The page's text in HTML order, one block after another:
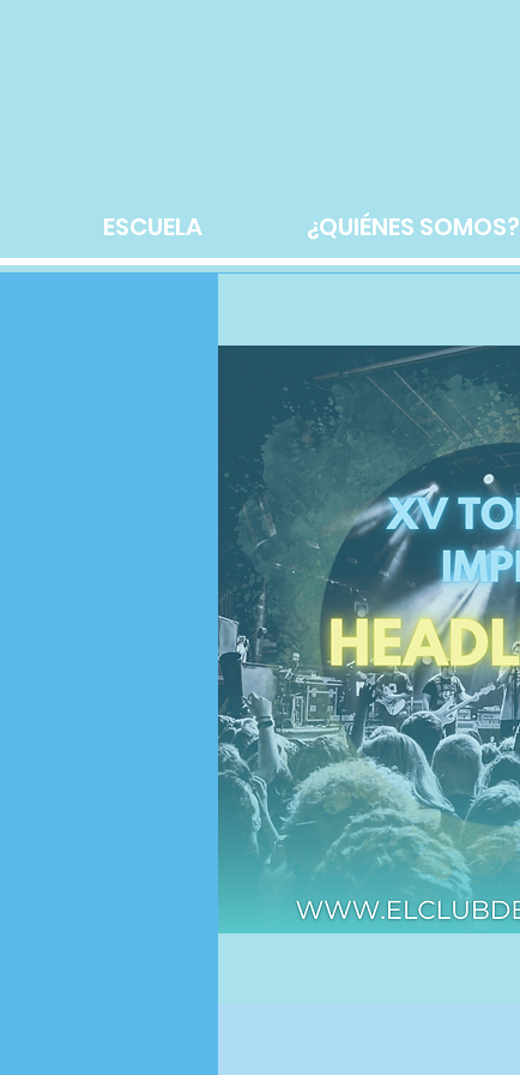
ESCUELA ¿QUIÉNES SOMOS?